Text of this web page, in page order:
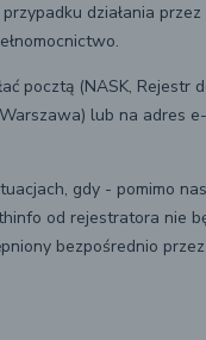
działania przez
pocztą (NASK, Rejestr
lub na adres
gdy - pomimo
od rejestratora nie
bezpośrednio przez